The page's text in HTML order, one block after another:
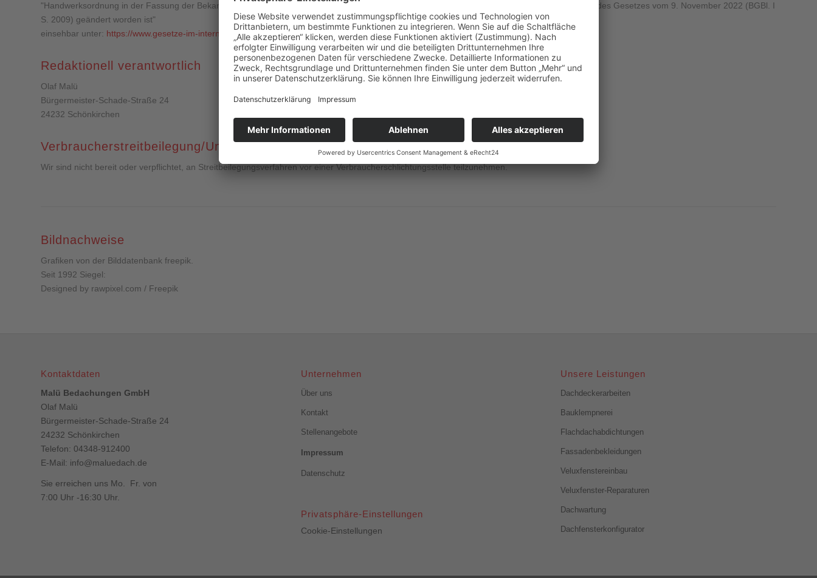
"Handwerksordnung in der Fassung der Bekanntmachung vom 24. September 1998 (BGBl. I S. 3074; 2006 I S. 2095), die zuletzt durch Artikel 2 des Gesetzes vom 9. November 2022 (BGBl. I
S. 2009) geändert worden ist"
einsehbar unter: https://www.gesetze-im-internet.de/hwo/BJNR014110953.html
Redaktionell verantwortlich
Olaf Malü
Bürgermeister-Schade-Straße 24
24232 Schönkirchen
Verbraucher­streit­beilegung/Universal­schlichtungs­stelle
Wir sind nicht bereit oder verpflichtet, an Streitbeilegungsverfahren vor einer Verbraucherschlichtungsstelle teilzunehmen.
Bildnachweise
Grafiken von der Bilddatenbank freepik.
Seit 1992 Siegel:
Designed by rawpixel.com / Freepik
Kontaktdaten
Malü Bedachungen GmbH
Olaf Malü
Bürgermeister-Schade-Straße 24
24232 Schönkirchen
Telefon: 04348-912400
E-Mail: info@maluedach.de
Sie erreichen uns Mo. Fr. von
7:00 Uhr -16:30 Uhr.
Unternehmen
Über uns
Kontakt
Stellenangebote
Impressum
Datenschutz
Privatsphäre-Einstellungen
Cookie-Einstellungen
Unsere Leistungen
Dachdeckerarbeiten
Bauklempnerei
Flachdachabdichtungen
Fassadenbekleidungen
Veluxfenstereinbau
Veluxfenster-Reparaturen
Dachwartung
Dachfensterkonfigurator